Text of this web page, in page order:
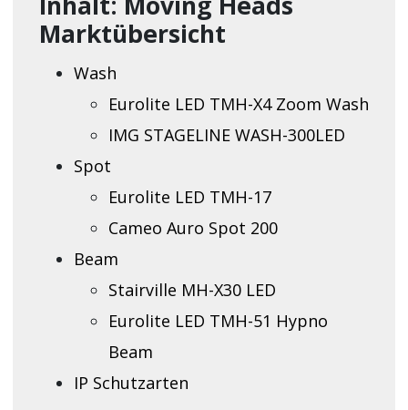
Marktübersicht
Wash
Eurolite LED TMH-X4 Zoom Wash
IMG STAGELINE WASH-300LED
Spot
Eurolite LED TMH-17
Cameo Auro Spot 200
Beam
Stairville MH-X30 LED
Eurolite LED TMH-51 Hypno
Beam
IP Schutzarten